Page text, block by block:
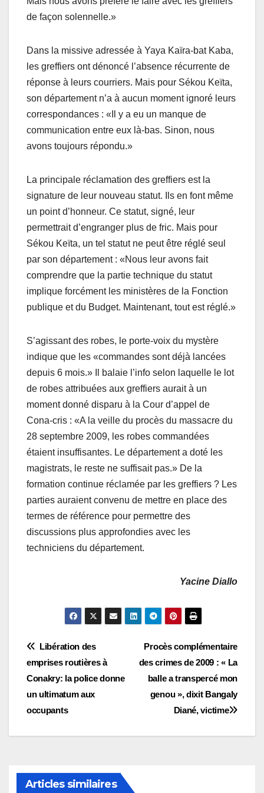
de façon solennelle.»
Dans la missive adressée à Yaya Kaïra-bat Kaba,
les greffiers ont dénoncé l’absence récurrente de
réponse à leurs courriers. Mais pour Sékou Keïta,
son département n’a à aucun moment ignoré leurs
correspondances : «Il y a eu un manque de
communication entre eux là-bas. Sinon, nous
avons toujours répondu.»
La principale réclamation des greffiers est la
signature de leur nouveau statut. Ils en font même
un point d’honneur. Ce statut, signé, leur
permettrait d’engranger plus de fric. Mais pour
Sékou Keïta, un tel statut ne peut être réglé seul
par son département : «Nous leur avons fait
comprendre que la partie technique du statut
implique forcément les ministères de la Fonction
publique et du Budget. Maintenant, tout est réglé.»
S’agissant des robes, le porte-voix du mystère
indique que les «commandes sont déjà lancées
depuis 6 mois.» Il balaie l’info selon laquelle le lot
de robes attribuées aux greffiers aurait à un
moment donné disparu à la Cour d’appel de
Cona-cris : «A la veille du procès du massacre du
28 septembre 2009, les robes commandées
étaient insuffisantes. Le département a doté les
magistrats, le reste ne suffisait pas.» De la
formation continue réclamée par les greffiers ? Les
parties auraient convenu de mettre en place des
termes de référence pour permettre des
discussions plus approfondies avec les
techniciens du département.
Yacine Diallo
Navigation
de
l’article
Procès complémentaire
des crimes de 2009 : « La
balle a transpercé mon
genou », dixit Bangaly
Diané, victime
Libération des
emprises routières à
Conakry: la police donne
un ultimatum aux
occupants
Articles similaires